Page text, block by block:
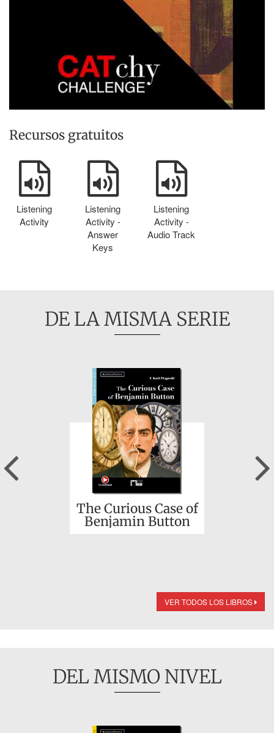
Recursos gratuitos
Listening
Activity
Listening
Activity -
Answer
Keys
Listening
Activity -
Audio Track
DE LA MISMA SERIE
The Curious Case of
Benjamin Button
Previous
VER TODOS LOS LIBROS
DEL MISMO NIVEL